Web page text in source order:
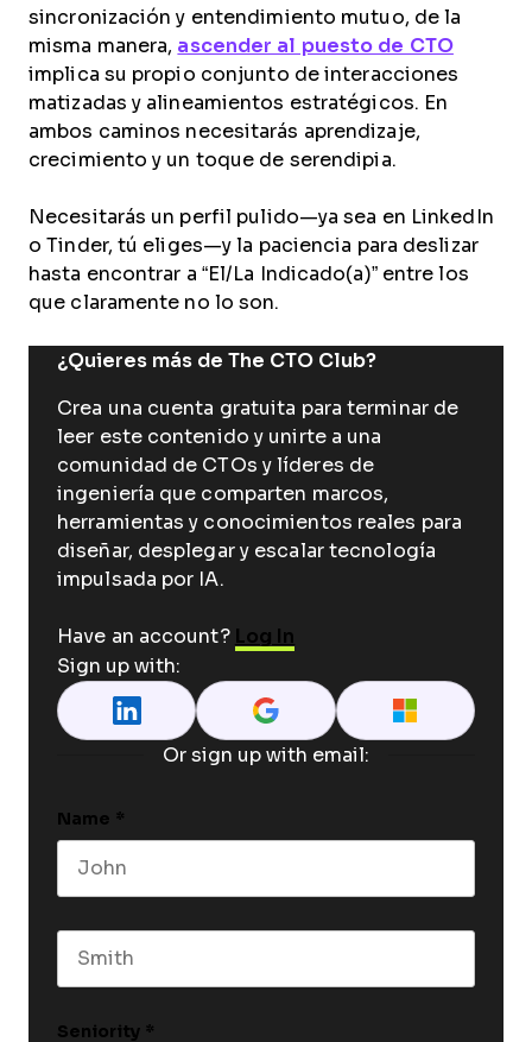
sincronización y entendimiento mutuo, de la
misma manera, ascender al puesto de CTO
implica su propio conjunto de interacciones
matizadas y alineamientos estratégicos. En
ambos caminos necesitarás aprendizaje,
crecimiento y un toque de serendipia.
Necesitarás un perfil pulido—ya sea en LinkedIn
o Tinder, tú eliges—y la paciencia para deslizar
hasta encontrar a “El/La Indicado(a)” entre los
que claramente no lo son.
¿Quieres más de The CTO Club?
Crea una cuenta gratuita para terminar de
leer este contenido y unirte a una
comunidad de CTOs y líderes de
ingeniería que comparten marcos,
herramientas y conocimientos reales para
diseñar, desplegar y escalar tecnología
impulsada por IA.
Have an account? Log In
Sign up with:
Or sign up with email:
Name *
Seniority *